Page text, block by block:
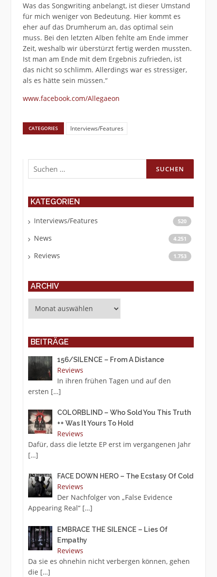
Was das Songwriting anbelangt, ist dieser Umstand
für mich weniger von Bedeutung. Hier kommt es
eher auf das Drumherum an, das optimal sein
muss. Bei den letzten Alben fehlte am Ende immer
Zeit, weshalb wir überstürzt fertig werden mussten.
Ist man am Ende mit dem Ergebnis zufrieden, ist
das nicht so schlimm. Allerdings war es stressiger,
als es hätte sein müssen.“
www.facebook.com/Allegaeon
CATEGORIES Interviews/Features
Suchen
nach:
KATEGORIEN
Interviews/Features 520
News 4.251
Reviews 1.753
ARCHIV
BEITRÄGE
156/SILENCE – From A Distance
Reviews
In ihren frühen Tagen und auf den
ersten […]
COLORBLIND – Who Sold You This Truth
++ Was It Yours To Hold
Reviews
Dafür, dass die letzte EP erst im vergangenen Jahr
[…]
FACE DOWN HERO – The Ecstasy Of Cold
Reviews
Der Nachfolger von „False Evidence
Appearing Real“ […]
EMBRACE THE SILENCE – Lies Of
Empathy
Reviews
Da sie es ohnehin nicht verbergen können, gehen
die […]